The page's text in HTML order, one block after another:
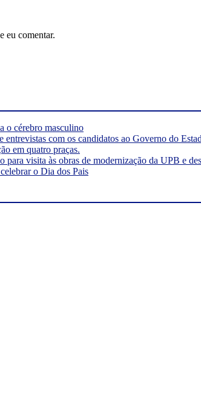
eu comentar.
o cérebro masculino
com os candidatos ao Governo do
em quatro praças.
visita às obras de modernização da UPB e
o Dia dos Pais